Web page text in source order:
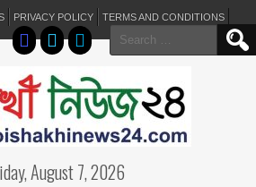
PRIVACY POLICY TERMS AND CONDITIONS
Search
for:
August 7, 2026